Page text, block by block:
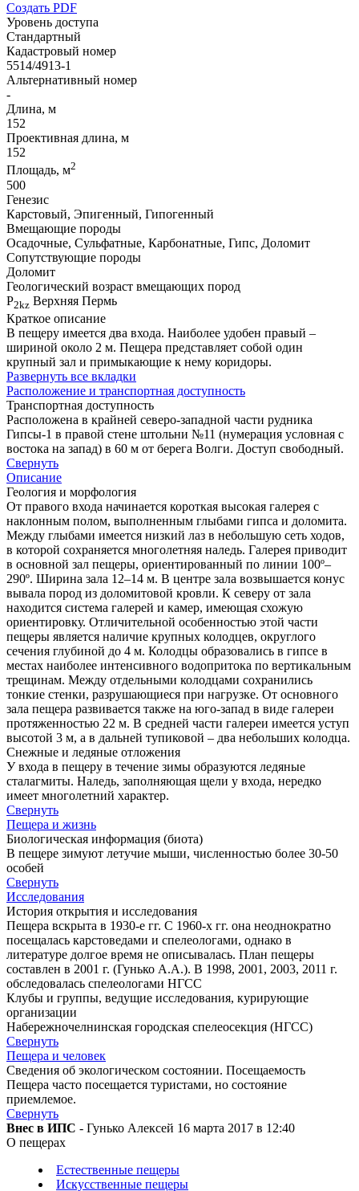
Создать PDF
Уровень доступа
Стандартный
Кадастровый номер
5514/4913-1
Альтернативный номер
-
Длина, м
152
Проективная длина, м
152
Площадь, м2
500
Генезис
Карстовый, Эпигенный, Гипогенный
Вмещающие породы
Осадочные, Сульфатные, Карбонатные, Гипс, Доломит
Сопутствующие породы
Доломит
Геологический возраст вмещающих пород
P2kz Верхняя Пермь
Краткое описание
В пещеру имеется два входа. Наиболее удобен правый –
шириной около 2 м. Пещера представляет собой один
крупный зал и примыкающие к нему коридоры.
Развернуть все вкладки
Расположение и транспортная доступность
Транспортная доступность
Расположена в крайней северо-западной части рудника
Гипсы-1 в правой стене штольни №11 (нумерация условная с
востока на запад) в 60 м от берега Волги. Доступ свободный.
Свернуть
Описание
Геология и морфология
От правого входа начинается короткая высокая галерея с
наклонным полом, выполненным глыбами гипса и доломита.
Между глыбами имеется низкий лаз в небольшую сеть ходов,
в которой сохраняется многолетняя наледь. Галерея приводит
в основной зал пещеры, ориентированный по линии 100º–
290º. Ширина зала 12–14 м. В центре зала возвышается конус
вывала пород из доломитовой кровли. К северу от зала
находится система галерей и камер, имеющая схожую
ориентировку. Отличительной особенностью этой части
пещеры является наличие крупных колодцев, округлого
сечения глубиной до 4 м. Колодцы образовались в гипсе в
местах наиболее интенсивного водопритока по вертикальным
трещинам. Между отдельными колодцами сохранились
тонкие стенки, разрушающиеся при нагрузке. От основного
зала пещера развивается также на юго-запад в виде галереи
протяженностью 22 м. В средней части галереи имеется уступ
высотой 3 м, а в дальней тупиковой – два небольших колодца.
Снежные и ледяные отложения
У входа в пещеру в течение зимы образуются ледяные
сталагмиты. Наледь, заполняющая щели у входа, нередко
имеет многолетний характер.
Свернуть
Пещера и жизнь
Биологическая информация (биота)
В пещере зимуют летучие мыши, численностью более 30-50
особей
Свернуть
Исследования
История открытия и исследования
Пещера вскрыта в 1930-е гг. С 1960-х гг. она неоднократно
посещалась карстоведами и спелеологами, однако в
литературе долгое время не описывалась. План пещеры
составлен в 2001 г. (Гунько А.А.). В 1998, 2001, 2003, 2011 г.
обследовалась спелеологами НГСС
Клубы и группы, ведущие исследования, курирующие
организации
Набережночелнинская городская спелеосекция (НГСС)
Свернуть
Пещера и человек
Сведения об экологическом состоянии. Посещаемость
Пещера часто посещается туристами, но состояние
приемлемое.
Свернуть
Внес в ИПС - Гунько Алексей 16 марта 2017 в 12:40
О пещерах
Естественные пещеры
Искусственные пещеры